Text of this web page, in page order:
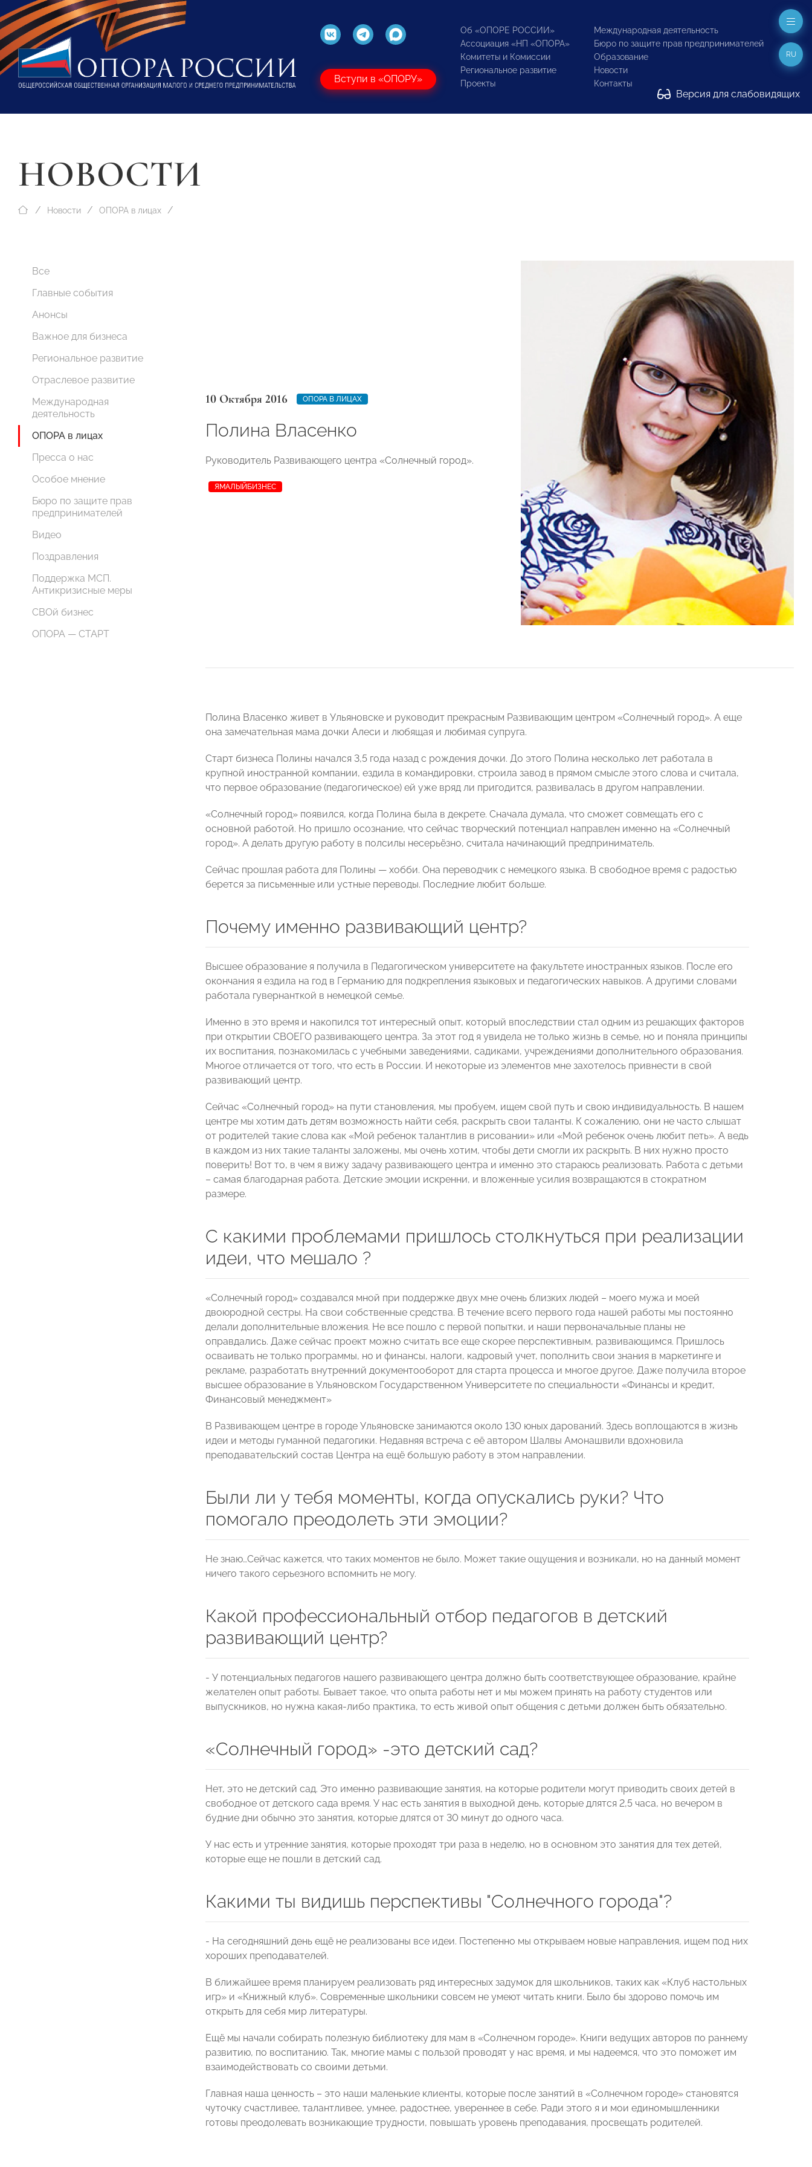
Вступи в «ОПОРУ»
Об «ОПОРЕ РОССИИ»
Ассоциация «НП «ОПОРА»
Комитеты и Комиссии
Региональное развитие
Проекты
Международная деятельность
Бюро по защите прав предпринимателей
Образование
Новости
Контакты
Версия для слабовидящих
RU
НОВОСТИ
Новости ОПОРА в лицах
Все
Главные события
Анонсы
Важное для бизнеса
Региональное развитие
Отраслевое развитие
Международная
деятельность
ОПОРА в лицах
Пресса о нас
Особое мнение
Бюро по защите прав
предпринимателей
Видео
Поздравления
Поддержка МСП.
Антикризисные меры
СВОй бизнес
ОПОРА — СТАРТ
10 Октября 2016 ОПОРА В ЛИЦАХ
Полина Власенко
Руководитель Развивающего центра «Солнечный город».
ЯМАЛЫЙБИЗНЕС
Полина Власенко живет в Ульяновске и руководит прекрасным Развивающим центром «Солнечный город». А еще
она замечательная мама дочки Алеси и любящая и любимая супруга.
Старт бизнеса Полины начался 3,5 года назад с рождения дочки. До этого Полина несколько лет работала в
крупной иностранной компании, ездила в командировки, строила завод в прямом смысле этого слова и считала,
что первое образование (педагогическое) ей уже вряд ли пригодится, развивалась в другом направлении.
«Солнечный город» появился, когда Полина была в декрете. Сначала думала, что сможет совмещать его с
основной работой. Но пришло осознание, что сейчас творческий потенциал направлен именно на «Солнечный
город». А делать другую работу в полсилы несерьёзно, считала начинающий предприниматель.
Сейчас прошлая работа для Полины — хобби. Она переводчик с немецкого языка. В свободное время с радостью
берется за письменные или устные переводы. Последние любит больше.
Почему именно развивающий центр?
Высшее образование я получила в Педагогическом университете на факультете иностранных языков. После его
окончания я ездила на год в Германию для подкрепления языковых и педагогических навыков. А другими словами
работала гувернанткой в немецкой семье.
Именно в это время и накопился тот интересный опыт, который впоследствии стал одним из решающих факторов
при открытии СВОЕГО развивающего центра. За этот год я увидела не только жизнь в семье, но и поняла принципы
их воспитания, познакомилась с учебными заведениями, садиками, учреждениями дополнительного образования.
Многое отличается от того, что есть в России. И некоторые из элементов мне захотелось привнести в свой
развивающий центр.
Сейчас «Солнечный город» на пути становления, мы пробуем, ищем свой путь и свою индивидуальность. В нашем
центре мы хотим дать детям возможность найти себя, раскрыть свои таланты. К сожалению, они не часто слышат
от родителей такие слова как «Мой ребенок талантлив в рисовании» или «Мой ребенок очень любит петь». А ведь
в каждом из них такие таланты заложены, мы очень хотим, чтобы дети смогли их раскрыть. В них нужно просто
поверить! Вот то, в чем я вижу задачу развивающего центра и именно это стараюсь реализовать. Работа с детьми
– самая благодарная работа. Детские эмоции искренни, и вложенные усилия возвращаются в стократном
размере.
С какими проблемами пришлось столкнуться при реализации
идеи, что мешало ?
«Солнечный город» создавался мной при поддержке двух мне очень близких людей – моего мужа и моей
двоюродной сестры. На свои собственные средства. В течение всего первого года нашей работы мы постоянно
делали дополнительные вложения. Не все пошло с первой попытки, и наши первоначальные планы не
оправдались. Даже сейчас проект можно считать все еще скорее перспективным, развивающимся. Пришлось
осваивать не только программы, но и финансы, налоги, кадровый учет, пополнить свои знания в маркетинге и
рекламе, разработать внутренний документооборот для старта процесса и многое другое. Даже получила второе
высшее образование в Ульяновском Государственном Университете по специальности «Финансы и кредит,
Финансовый менеджмент»
В Развивающем центре в городе Ульяновске занимаются около 130 юных дарований. Здесь воплощаются в жизнь
идеи и методы гуманной педагогики. Недавняя встреча с её автором Шалвы Амонашвили вдохновила
преподавательский состав Центра на ещё большую работу в этом направлении.
Были ли у тебя моменты, когда опускались руки? Что
помогало преодолеть эти эмоции?
Не знаю…Сейчас кажется, что таких моментов не было. Может такие ощущения и возникали, но на данный момент
ничего такого серьезного вспомнить не могу.
Какой профессиональный отбор педагогов в детский
развивающий центр?
- У потенциальных педагогов нашего развивающего центра должно быть соответствующее образование, крайне
желателен опыт работы. Бывает такое, что опыта работы нет и мы можем принять на работу студентов или
выпускников, но нужна какая-либо практика, то есть живой опыт общения с детьми должен быть обязательно.
«Солнечный город» -это детский сад?
Нет, это не детский сад. Это именно развивающие занятия, на которые родители могут приводить своих детей в
свободное от детского сада время. У нас есть занятия в выходной день, которые длятся 2,5 часа, но вечером в
будние дни обычно это занятия, которые длятся от 30 минут до одного часа.
У нас есть и утренние занятия, которые проходят три раза в неделю, но в основном это занятия для тех детей,
которые еще не пошли в детский сад.
Какими ты видишь перспективы "Солнечного города"?
- На сегодняшний день ещё не реализованы все идеи. Постепенно мы открываем новые направления, ищем под них
хороших преподавателей.
В ближайшее время планируем реализовать ряд интересных задумок для школьников, таких как «Клуб настольных
игр» и «Книжный клуб». Современные школьники совсем не умеют читать книги. Было бы здорово помочь им
открыть для себя мир литературы.
Ещё мы начали собирать полезную библиотеку для мам в «Солнечном городе». Книги ведущих авторов по раннему
развитию, по воспитанию. Так, многие мамы с пользой проводят у нас время, и мы надеемся, что это поможет им
взаимодействовать со своими детьми.
Главная наша ценность – это наши маленькие клиенты, которые после занятий в «Солнечном городе» становятся
чуточку счастливее, талантливее, умнее, радостнее, увереннее в себе. Ради этого я и мои единомышленники
готовы преодолевать возникающие трудности, повышать уровень преподавания, просвещать родителей.